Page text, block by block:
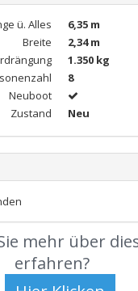
ü. Alles
6,35 m
Breite
2,34 m
1.350 kg
8
Neuboot
Zustand
Neu
mehr über
erfahren?